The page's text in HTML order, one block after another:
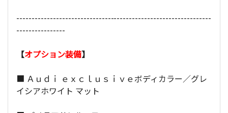
----------------------------------------------------------------
----------------
【オプション装備】
■ Ａｕｄｉ ｅｘｃｌｕｓｉｖｅボディカラー／グレ
イシアホワイト マット